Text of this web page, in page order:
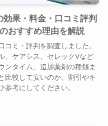
果・料金・口コミ評判
おすすめ理由を解説
コミ・評判を調査しました。
、ケアシス、セレックVなど
ンタイム、追加薬剤の種類ま
比較して安いのか、割引やキ
参考にしてください。